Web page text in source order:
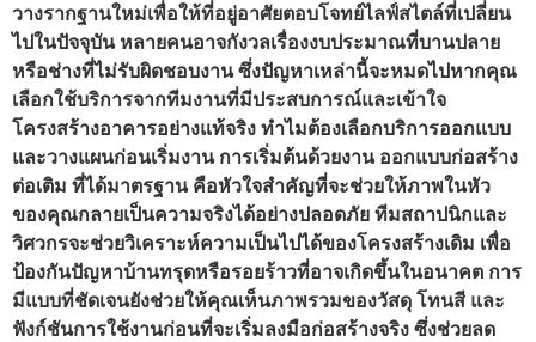
วางรากฐานใหม่เพื่อให้ที่อยู่อาศัยตอบโจทย์ไลฟ์สไตล์ที่เปลี่ยน
ไปในปัจจุบัน หลายคนอาจกังวลเรื่องงบประมาณที่บานปลาย
หรือช่างที่ไม่รับผิดชอบงาน ซึ่งปัญหาเหล่านี้จะหมดไปหากคุณ
เลือกใช้บริการจากทีมงานที่มีประสบการณ์และเข้าใจ
โครงสร้างอาคารอย่างแท้จริง ทำไมต้องเลือกบริการออกแบบ
และวางแผนก่อนเริ่มงาน การเริ่มต้นด้วยงาน ออกแบบก่อสร้าง
ต่อเติม ที่ได้มาตรฐาน คือหัวใจสำคัญที่จะช่วยให้ภาพในหัว
ของคุณกลายเป็นความจริงได้อย่างปลอดภัย ทีมสถาปนิกและ
วิศวกรจะช่วยวิเคราะห์ความเป็นไปได้ของโครงสร้างเดิม เพื่อ
ป้องกันปัญหาบ้านทรุดหรือรอยร้าวที่อาจเกิดขึ้นในอนาคต การ
มีแบบที่ชัดเจนยังช่วยให้คุณเห็นภาพรวมของวัสดุ โทนสี และ
ฟังก์ชันการใช้งานก่อนที่จะเริ่มลงมือก่อสร้างจริง ซึ่งช่วยลด